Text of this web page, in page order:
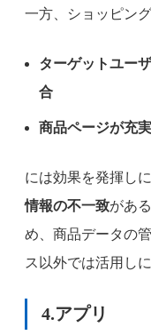
一方、ショッピン
ターゲットユー
合
商品ページが充
には効果を発揮し
情報の不一致があ
め、商品データの
ス以外では活用し
4.アプリ